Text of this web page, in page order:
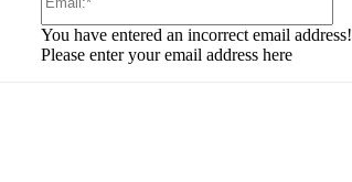
You have entered an incorrect email address!
Please enter your email address here